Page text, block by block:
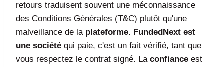
retours traduisent souvent une méconnaissance
des Conditions Générales (T&C) plutôt qu'une
malveillance de la plateforme. FundedNext est
une société qui paie, c'est un fait vérifié, tant que
vous respectez le contrat signé. La confiance est